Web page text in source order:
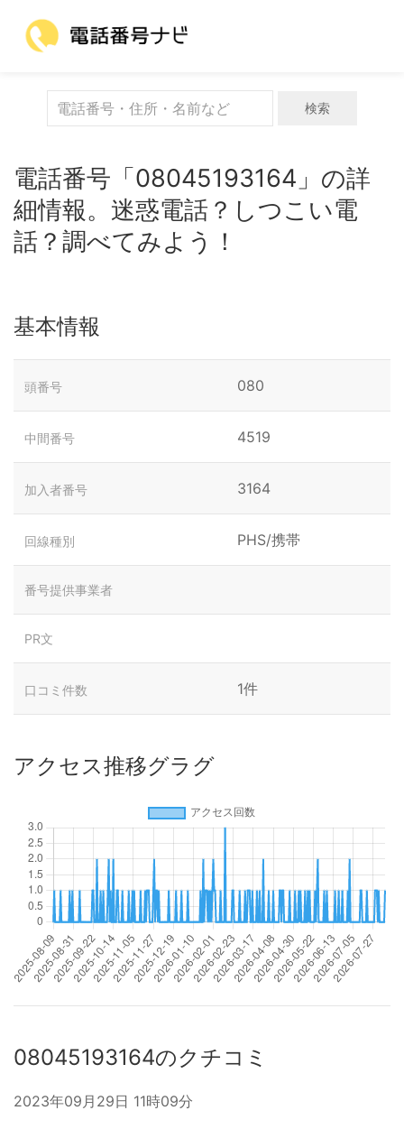
検索
電話番号「08045193164」の詳
細情報。迷惑電話？しつこい電
話？調べてみよう！
基本情報
頭番号 080
中間番号 4519
加入者番号 3164
回線種別 PHS/携帯
番号提供事業者
PR文
口コミ件数 1件
アクセス推移グラグ
08045193164のクチコミ
2023年09月29日 11時09分